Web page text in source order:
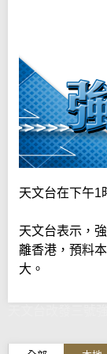
天文台在下午1
天文台表示，
離香港，預料
大。